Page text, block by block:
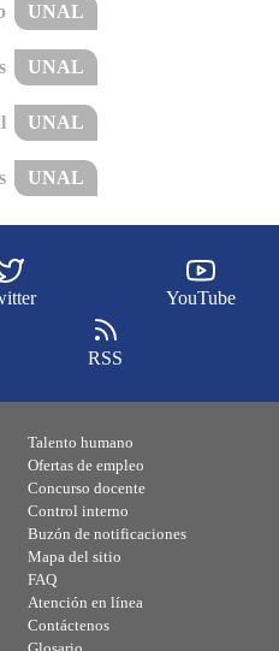
UNAL
UNAL
UNAL
UNAL
YouTube
RSS
Talento humano
Ofertas de empleo
Concurso docente
Control interno
Buzón de notificaciones
Mapa del sitio
FAQ
Atención en línea
Contáctenos